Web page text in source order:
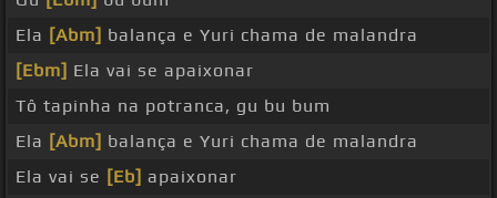
Ela [Abm] balança e Yuri chama de malandra
[Ebm] Ela vai se apaixonar
Tô tapinha na potranca, gu bu bum
Ela [Abm] balança e Yuri chama de malandra
Ela vai se [Eb] apaixonar